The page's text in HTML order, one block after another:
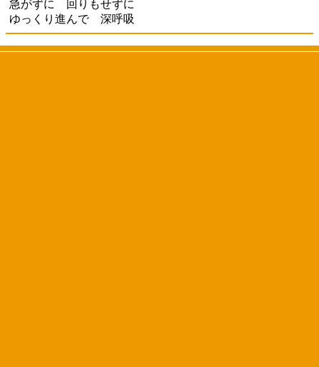
急がずに 回りもせずに
ゆっくり進んで 深呼吸